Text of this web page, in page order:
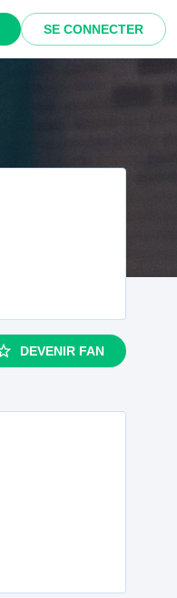
SE CONNECTER
DEVENIR FAN